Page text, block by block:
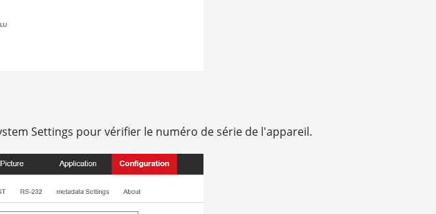
Settings pour vérifier le numéro de série de l'appareil.